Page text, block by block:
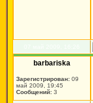
barbariska
Зарегистрирован: 09
май 2009, 19:45
Сообщений: 3